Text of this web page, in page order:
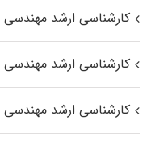
کارشناسی ارشد
کارشناسی ارشد
کارشناسی ارشد مهندسی